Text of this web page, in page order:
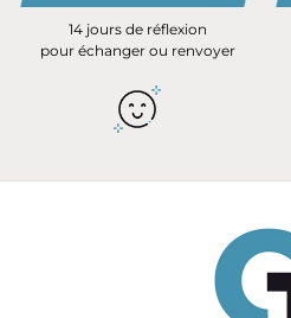
14 jours de réflexion
pour échanger ou renvoyer